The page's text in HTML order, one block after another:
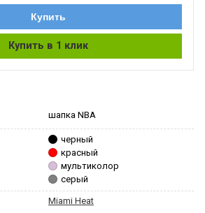
Купить
Купить в 1 клик
шапка NBA
черный
красный
мультиколор
серый
Miami Heat